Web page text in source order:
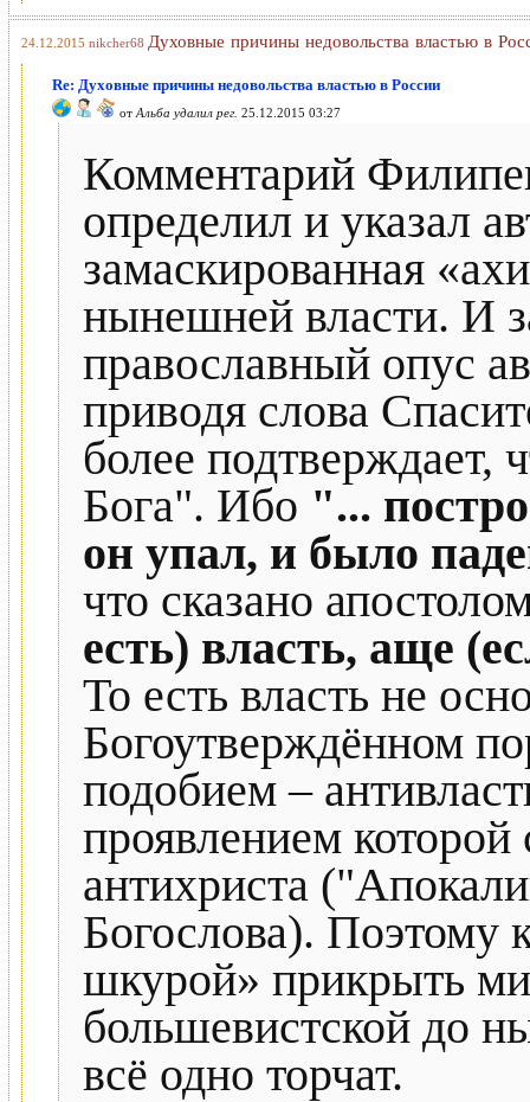
24.12.2015 nikcher68 Духовные причины недовольства властью в
Re: Духовные причины недовольства властью в России
от Альба удалил рег. 25.12.2015 03:27
Комментарий
определил и указал
замаскированная
нынешней власти. И
православный опус
приводя слова
более подтверждает,
Бога". Ибо "...
он упал, и было
что сказано
есть) власть, аще
То есть власть не
Богоутверждённом
подобием –
проявлением которой
антихриста
Богослова). Поэтому
шкурой» прикрыть
большевистской до
всё одно торчат.